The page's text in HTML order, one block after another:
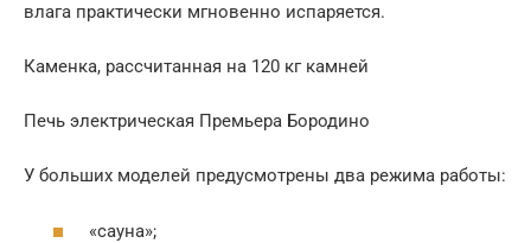
влага практически мгновенно испаряется.
Каменка, рассчитанная на 120 кг камней
Печь электрическая Премьера Бородино
У больших моделей предусмотрены два режима работы:
«сауна»;